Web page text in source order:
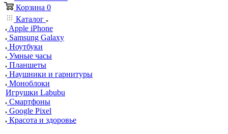
Корзина 0
Каталог
Apple iPhone
Samsung Galaxy
Ноутбуки
Умные часы
Планшеты
Наушники и гарнитуры
Моноблоки
Игрушки Labubu
Смартфоны
Google Pixel
Красота и здоровье